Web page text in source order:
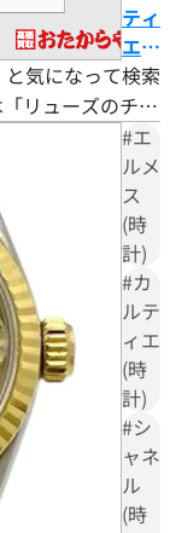
と購
入時
の注
意点
ティ
エパ
シャ
はダ
サ
い？
本当
の魅
力や
パシ
ャC
に代
表さ
れる
メン
ズ・
レデ
ィー
と気になって検索
リューズのチェ
」といった声が
う声の多くは、
インデックスな
の違和感から生
#エ
ルメ
ス
(時
計)
#カ
ルテ
ィエ
(時
計)
#シ
ャネ
ル
(時